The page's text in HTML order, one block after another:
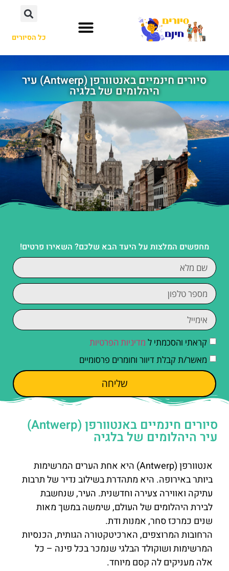
כל הסיורים
סיורים חינמיים באנטוורפן (Antwerp) עיר
היהלומים של בלגיה
מחפשים המלצות על היעד הבא שלכם? השאירו פרטים!
קראתי והסכמתי ל מדיניות הפרטיות
מאשר/ת קבלת דיוור וחומרים פרסומיים
שליחה
סיורים חינמיים באנטוורפן (Antwerp)
עיר היהלומים של בלגיה
אנטוורפן (Antwerp) היא אחת הערים המרשימות
ביותר באירופה. היא מתהדרת בשילוב נדיר של תרבות
עתיקה ואווירה צעירה וחדשנית. העיר, שנחשבת
לבירת היהלומים של העולם, שימשה במשך מאות
שנים כמרכז סחר, אמנות ודת.
הרחובות המרוצפים, הארכיטקטורה הגותית, הכנסיות
המרשימות ושוקולד הבלגי שנמכר בכל פינה – כל
אלה מעניקים לה קסם מיוחד.